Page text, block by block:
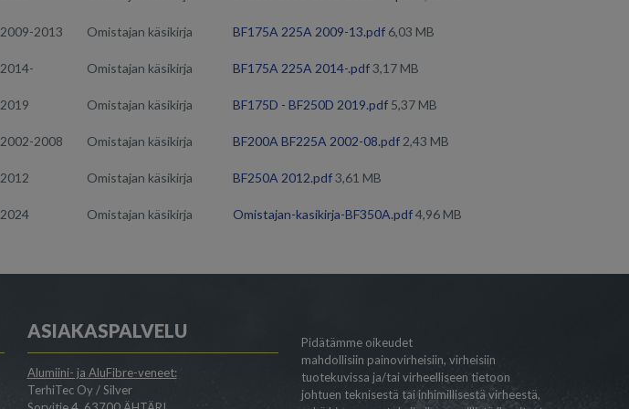
2009-2013 Omistajan käsikirja BF175A 225A 2009-13.pdf6,03 MB
2014- Omistajan käsikirja BF175A 225A 2014-.pdf3,17 MB
2019 Omistajan käsikirja BF175D - BF250D 2019.pdf5,37 MB
2002-2008 Omistajan käsikirja BF200A BF225A 2002-08.pdf2,43 MB
2012 Omistajan käsikirja BF250A 2012.pdf3,61 MB
2024 Omistajan käsikirja Omistajan-kasikirja-BF350A.pdf4,96 MB
ASIAKASPALVELU
Alumiini- ja AluFibre-veneet:
TerhiTec Oy / Silver
Pidätämme oikeudet
mahdollisiin painovirheisiin, virheisiin
tuotekuvissa ja/tai virheelliseen tietoon
johtuen teknisestä tai inhimillisestä virheestä,